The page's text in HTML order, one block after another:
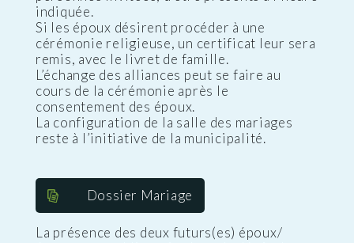
indiquée.
Si les époux désirent procéder à une
cérémonie religieuse, un certificat leur sera
remis, avec le livret de famille.
L’échange des alliances peut se faire au
cours de la cérémonie après le
consentement des époux.
La configuration de la salle des mariages
reste à l’initiative de la municipalité.
Dossier Mariage
La présence des deux futurs(es) époux/